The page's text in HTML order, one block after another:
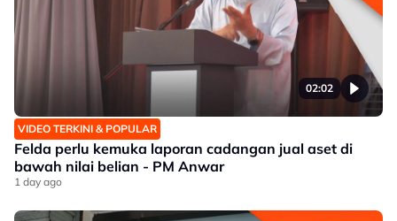
02:02
VIDEO TERKINI & POPULAR
Felda perlu kemuka laporan cadangan jual aset di
bawah nilai belian - PM Anwar
1 day ago